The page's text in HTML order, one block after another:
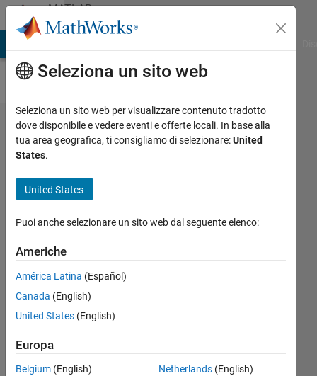
Vai al contenutoMATLAB
Answers
Is it
possible
an image
Hjulström-
Diagramm
and plot
my data in
it?
David
Bobadilla
Seleziona un sito web
Seleziona un sito web per visualizzare contenuto tradotto
dove disponibile e vedere eventi e offerte locali. In base alla
tua area geografica, ti consigliamo di selezionare:United
States.
United States
Puoi anche selezionare un sito web dal seguente elenco:
Americhe
América Latina (Español)
Canada (English)
United States (English)
Europa
Belgium (English)
Netherlands(English)